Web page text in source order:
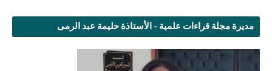
مديرة مجلة قراءات علمية - الأستاذة حليمة عبد الرمى